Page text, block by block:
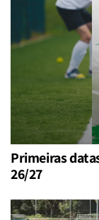
Primeiras
26/27